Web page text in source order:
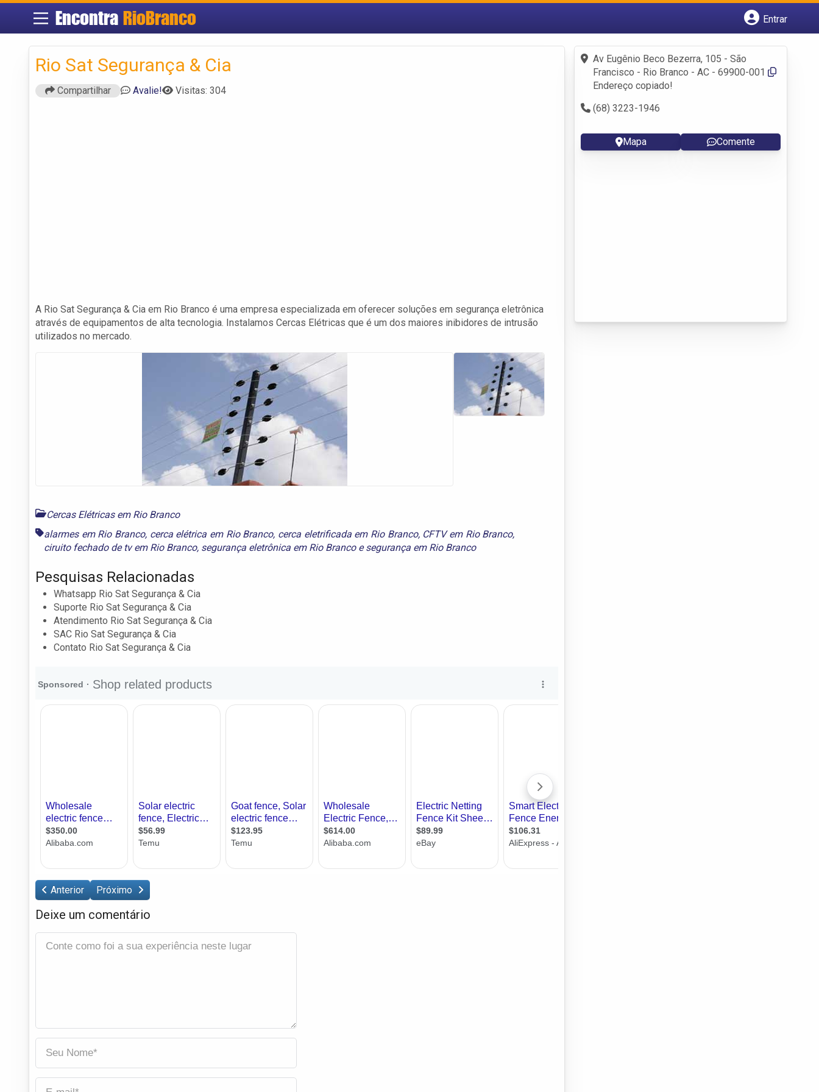
Encontra RioBranco
Entrar
Fazer login
Criar conta
Rio Sat Segurança & Cia
Compartilhar Avalie! Visitas: 304
A Rio Sat Segurança & Cia em Rio Branco é uma empresa especializada em oferecer soluções em segurança eletrônica
através de equipamentos de alta tecnologia. Instalamos Cercas Elétricas que é um dos maiores inibidores de intrusão
utilizados no mercado.
Cercas Elétricas em Rio Branco
alarmes em Rio Branco, cerca elétrica em Rio Branco, cerca eletrificada em Rio Branco, CFTV em Rio Branco,
ciruito fechado de tv em Rio Branco, segurança eletrônica em Rio Brancoesegurança em Rio Branco
Pesquisas Relacionadas
Whatsapp Rio Sat Segurança & Cia
Suporte Rio Sat Segurança & Cia
Atendimento Rio Sat Segurança & Cia
SAC Rio Sat Segurança & Cia
Contato Rio Sat Segurança & Cia
Anterior Próximo
Deixe um comentário
Av Eugênio Beco Bezerra, 105 - São
Francisco - Rio Branco - AC - 69900-001
Endereço copiado!
(68) 3223-1946
Mapa Comente